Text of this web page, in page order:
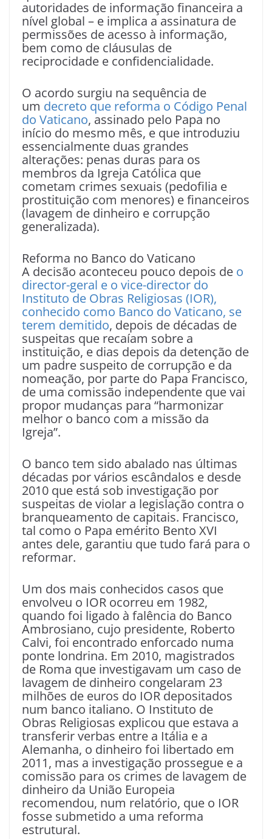
autoridades de informação financeira a
nível global – e implica a assinatura de
permissões de acesso à informação,
bem como de cláusulas de
reciprocidade e confidencialidade.
O acordo surgiu na sequência de
um decreto que reforma o Código Penal
do Vaticano, assinado pelo Papa no
início do mesmo mês, e que introduziu
essencialmente duas grandes
alterações: penas duras para os
membros da Igreja Católica que
cometam crimes sexuais (pedofilia e
prostituição com menores) e financeiros
(lavagem de dinheiro e corrupção
generalizada).
Reforma no Banco do Vaticano
A decisão aconteceu pouco depois de o
director-geral e o vice-director do
Instituto de Obras Religiosas (IOR),
conhecido como Banco do Vaticano, se
terem demitido, depois de décadas de
suspeitas que recaíam sobre a
instituição, e dias depois da detenção de
um padre suspeito de corrupção e da
nomeação, por parte do Papa Francisco,
de uma comissão independente que vai
propor mudanças para “harmonizar
melhor o banco com a missão da
Igreja”.
O banco tem sido abalado nas últimas
décadas por vários escândalos e desde
2010 que está sob investigação por
suspeitas de violar a legislação contra o
branqueamento de capitais. Francisco,
tal como o Papa emérito Bento XVI
antes dele, garantiu que tudo fará para o
reformar.
Um dos mais conhecidos casos que
envolveu o IOR ocorreu em 1982,
quando foi ligado à falência do Banco
Ambrosiano, cujo presidente, Roberto
Calvi, foi encontrado enforcado numa
ponte londrina. Em 2010, magistrados
de Roma que investigavam um caso de
lavagem de dinheiro congelaram 23
milhões de euros do IOR depositados
num banco italiano. O Instituto de
Obras Religiosas explicou que estava a
transferir verbas entre a Itália e a
Alemanha, o dinheiro foi libertado em
2011, mas a investigação prossegue e a
comissão para os crimes de lavagem de
dinheiro da União Europeia
recomendou, num relatório, que o IOR
fosse submetido a uma reforma
estrutural.